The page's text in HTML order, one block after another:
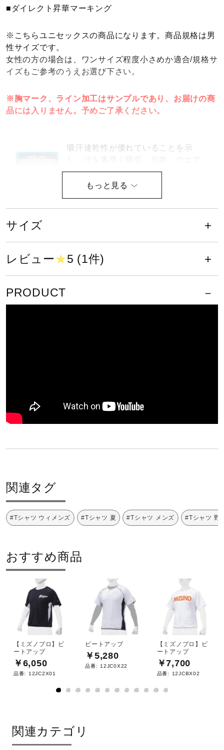
健康／エクササイズ
ジュニア／キッズ
セール
サポート
直営店一覧
取扱店一覧
■ダイレクト昇華マーキング
※こちらユニセックスの商品になります。商品規格は男
性サイズです。
女性の方の場合は、ワンサイズ程度小さめか適合/規格サ
イズもご参考のうえお選び下さい。
※胸マーク、ライン加工はサンプルであり、お届けの商
品には入りません。予めご了承ください。
吸汗速乾性が優れていることを示
内を快適な状態に保ちます。
サイズ
カラー
01：ホワイト
原産国
2021年春夏
サイズ
レビュー★5 (1件)
PRODUCT
関連タグ
#Tシャツ ウィメンズ #Tシャツ 夏 #Tシャツ メンズ #Tシャツ 野
おすすめ商品
【ミズノプロ】ビ
ートアップ
￥6,050
品番: 12JC2X01
ビートアップ
￥5,280
品番: 12JC0X22
【ミズノプロ】ビ
ートアップ
￥7,700
品番: 12JCBX02
関連カテゴリ